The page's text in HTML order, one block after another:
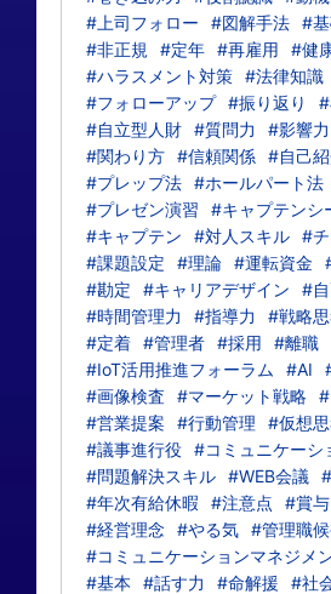
#上司フォロー
#図解手法 #
#非正規
#定年 #再雇用
#健
#ハラスメント対策 #法律知識
#フォローアップ #振り返り
#自立型人財 #質問力 #影響力
#関わり方 #信頼関係 #自己
#プレップ法 #ホールパート法
#プレゼン演習
#キャプテンシ
#キャプテン
#対人スキル #
#課題設定
#理論 #運転資金
#勘定
#キャリアデザイン
#
#時間管理力
#指導力 #戦略
#定着 #管理者 #採用
#離職
#IoT活用推進フォーラム
#AI
#画像検査
#マーケット戦略
#営業提案
#行動管理
#仮想
#議事進行役 #コミュニケーシ
#問題解決スキル #WEB会議
#年次有給休暇
#注意点 #賞与
#経営理念 #やる気 #管理職
#コミュニケーションマネジメ
#基本
#話す力 #命解援
#社